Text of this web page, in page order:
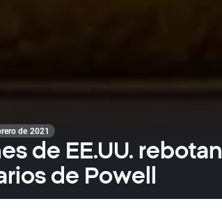
de 2021
de EE.UU. rebotan
de Powell